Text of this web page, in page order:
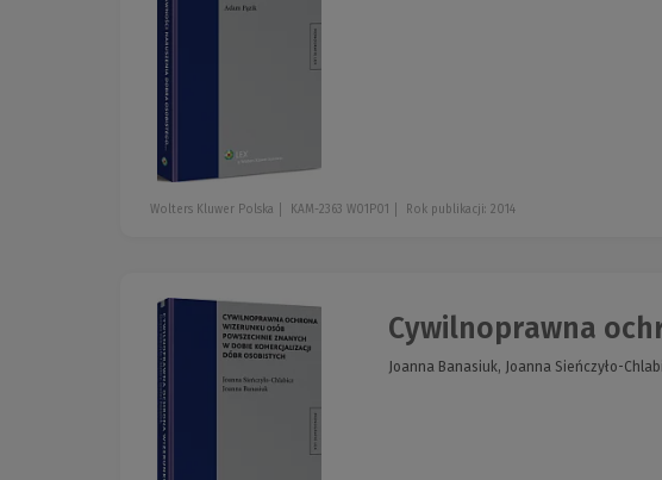
Wolters Kluwer Polska KAM-2363 W01P01 Rok publikacji: 2014
Cywilnoprawna
Joanna Banasiuk, Joanna Sieńczyło-